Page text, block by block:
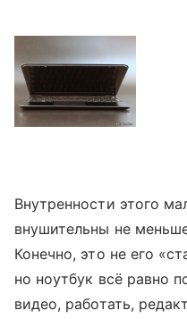
Внутренности этого
внушительны не
Конечно, это не его
но ноутбук всё равно
видео, работать,